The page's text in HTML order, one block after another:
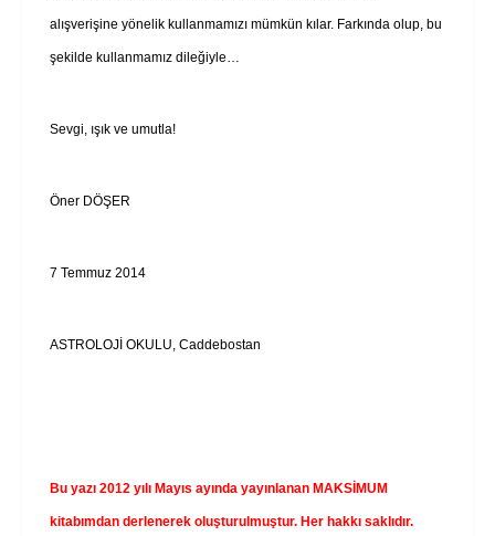
alışverişine yönelik kullanmamızı mümkün kılar. Farkında olup, bu
şekilde kullanmamız dileğiyle…
Sevgi, ışık ve umutla!
Öner DÖŞER
7 Temmuz 2014
ASTROLOJİ OKULU, Caddebostan
Bu yazı 2012 yılı Mayıs ayında yayınlanan MAKSİMUM
kitabımdan derlenerek oluşturulmuştur. Her hakkı saklıdır.